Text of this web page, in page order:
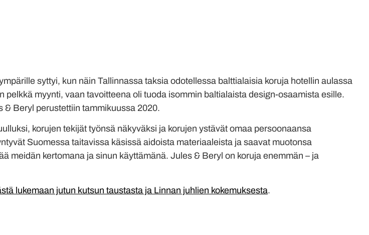
syttyi, kun näin Tallinnassa taksia odotellessa balttialaisia koruja hotellin aulassa
myynti, vaan tavoitteena oli tuoda isommin baltialaista design-osaamista esille.
& Beryl perustettiin tammikuussa 2020.
korujen tekijät työnsä näkyväksi ja korujen ystävät omaa persoonaansa
Suomessa taitavissa käsissä aidoista materiaaleista ja saavat muotonsa
meidän kertomana ja sinun käyttämänä. Jules & Beryl on koruja enemmän – ja
lukemaan jutun kutsun taustasta ja Linnan juhlien kokemuksesta.